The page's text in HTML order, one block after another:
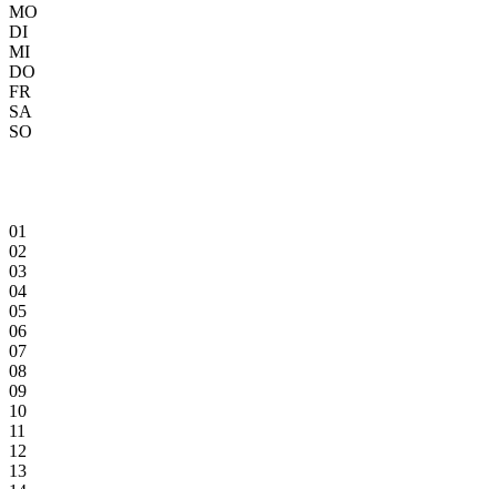
MO
DI
MI
DO
FR
SA
SO
01
02
03
04
05
06
07
08
09
10
11
12
13